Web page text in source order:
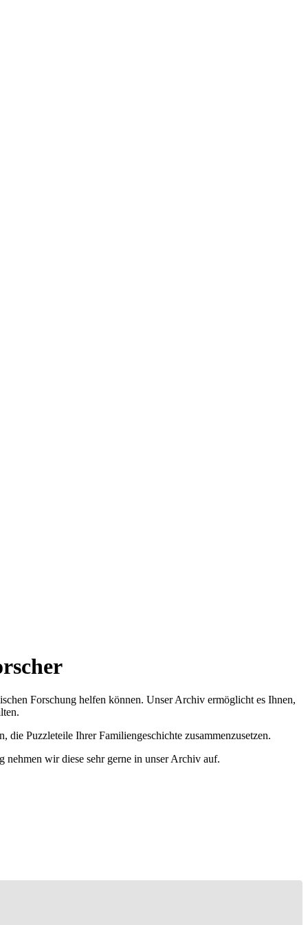
Forschung helfen können. Unser Archiv ermöglicht es Ihnen,
Puzzleteile Ihrer Familiengeschichte zusammenzusetzen.
nehmen wir diese sehr gerne in unser Archiv auf.